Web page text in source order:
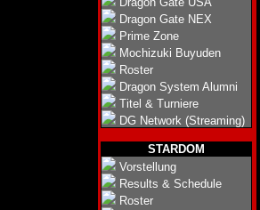
Dragon Gate NEX
Prime Zone
Mochizuki Buyuden
Roster
Dragon System Alumni
Titel & Turniere
DG Network (Streaming)
STARDOM
Vorstellung
Results & Schedule
Roster